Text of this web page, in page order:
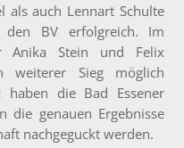
als auch Lennart Schulte
BV erfolgreich. Im
Anika Stein und Felix
weiterer Sieg möglich
die Bad Essener
die genauen Ergebnisse
nachgeguckt werden.